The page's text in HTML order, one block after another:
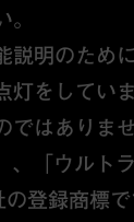
説明のため
灯をしてい
はありませ
」、「ウルト
登録商標で